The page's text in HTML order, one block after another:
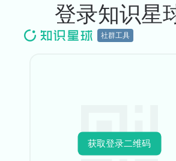
社群工具
登录知识星
获取登录二维码